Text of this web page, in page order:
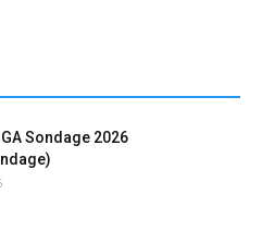
Sondage 2026